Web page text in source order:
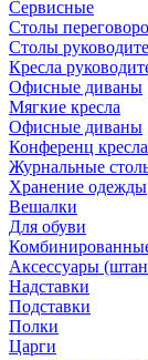
Сервисные
Столы
Столы
Кресла
Офисные диваны
Мягкие кресла
Офисные диваны
Конференц кресла
Журнальные
Хранение одежды
Вешалки
Для обуви
Аксессуары
Надставки
Подставки
Полки
Царги